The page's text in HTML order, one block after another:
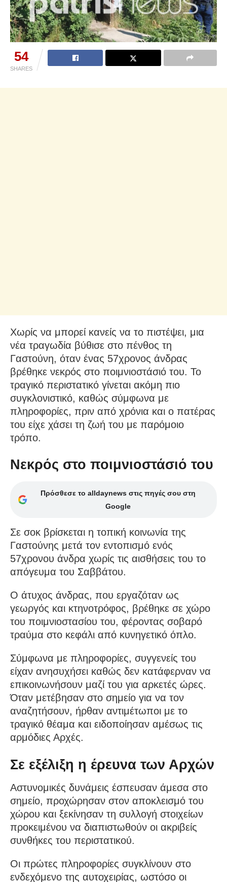
54
SHARES
Χωρίς να μπορεί κανείς να το πιστέψει, μια
νέα τραγωδία βύθισε στο πένθος τη
Γαστούνη, όταν ένας 57χρονος άνδρας
βρέθηκε νεκρός στο ποιμνιοστάσιό του. Το
τραγικό περιστατικό γίνεται ακόμη πιο
συγκλονιστικό, καθώς σύμφωνα με
πληροφορίες, πριν από χρόνια και ο πατέρας
του είχε χάσει τη ζωή του με παρόμοιο
τρόπο.
Νεκρός στο ποιμνιοστάσιό του
Πρόσθεσε το alldaynews στις πηγές σου στη
Google
Σε σοκ βρίσκεται η τοπική κοινωνία της
Γαστούνης μετά τον εντοπισμό ενός
57χρονου άνδρα χωρίς τις αισθήσεις του το
απόγευμα του Σαββάτου.
Ο άτυχος άνδρας, που εργαζόταν ως
γεωργός και κτηνοτρόφος, βρέθηκε σε χώρο
του ποιμνιοστασίου του, φέροντας σοβαρό
τραύμα στο κεφάλι από κυνηγετικό όπλο.
Σύμφωνα με πληροφορίες, συγγενείς του
είχαν ανησυχήσει καθώς δεν κατάφερναν να
επικοινωνήσουν μαζί του για αρκετές ώρες.
Όταν μετέβησαν στο σημείο για να τον
αναζητήσουν, ήρθαν αντιμέτωποι με το
τραγικό θέαμα και ειδοποίησαν αμέσως τις
αρμόδιες Αρχές.
Σε εξέλιξη η έρευνα των Αρχών
Αστυνομικές δυνάμεις έσπευσαν άμεσα στο
σημείο, προχώρησαν στον αποκλεισμό του
χώρου και ξεκίνησαν τη συλλογή στοιχείων
προκειμένου να διαπιστωθούν οι ακριβείς
συνθήκες του περιστατικού.
Οι πρώτες πληροφορίες συγκλίνουν στο
ενδεχόμενο της αυτοχειρίας, ωστόσο οι